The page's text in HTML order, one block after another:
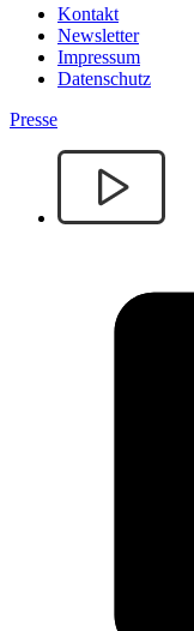
Kontakt
Newsletter
Impressum
Datenschutz
Presse